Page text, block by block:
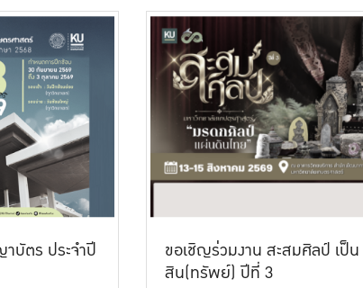
บัตร ประจำปี
ขอเชิญร่วมงาน สะสมศิลป์ เป็น
สิน(ทรัพย์) ปีที่ 3